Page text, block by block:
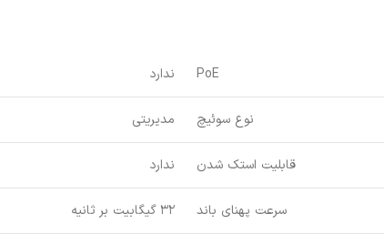
PoE ندارد
نوع سوئیچ مدیریتی
قابلیت استک شدن ندارد
سرعت پهنای باند 32 گیگابیت بر ثانیه